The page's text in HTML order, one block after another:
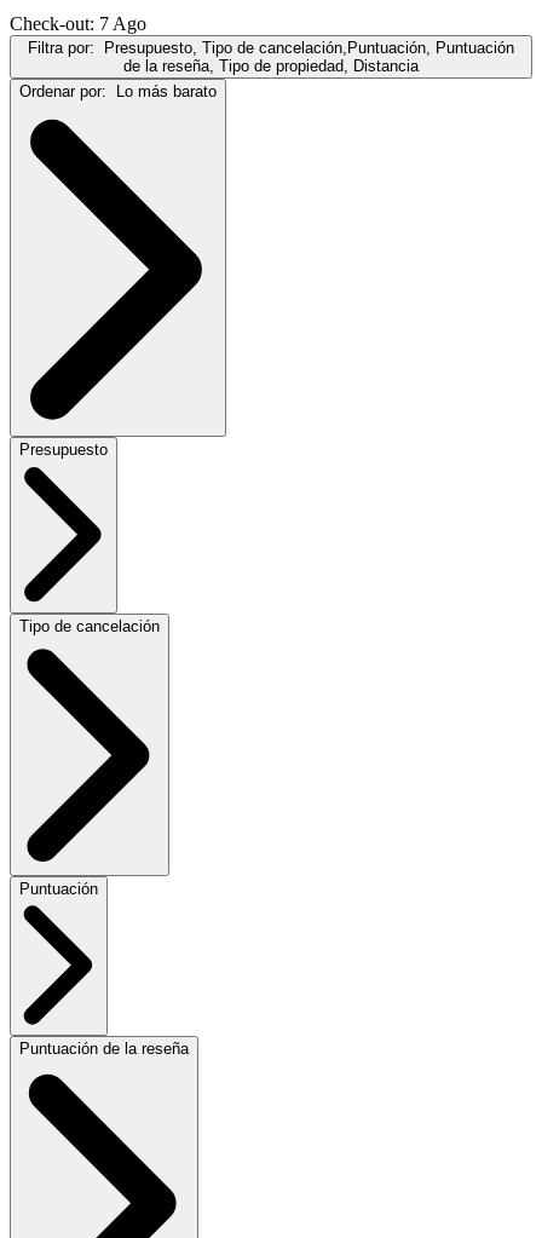
Check-out: 7 Ago
Filtra por:
Presupuesto, Tipo de cancelación,Puntuación, Puntuación
de la reseña, Tipo de propiedad, Distancia
Ordenar por:
Lo más barato
Presupuesto
Tipo de cancelación
Puntuación
Puntuación de la reseña